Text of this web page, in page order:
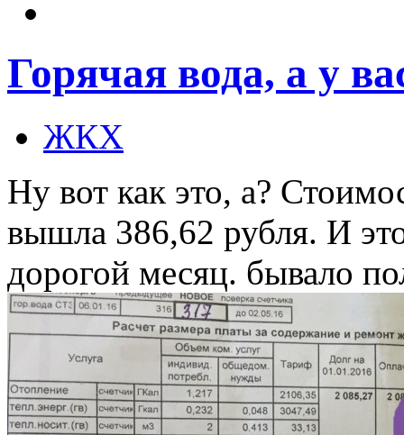
Горячая вода, а у
ЖКХ
Ну вот как это, а?
вышла 386,62 рубля. И
дорогой месяц. бывало